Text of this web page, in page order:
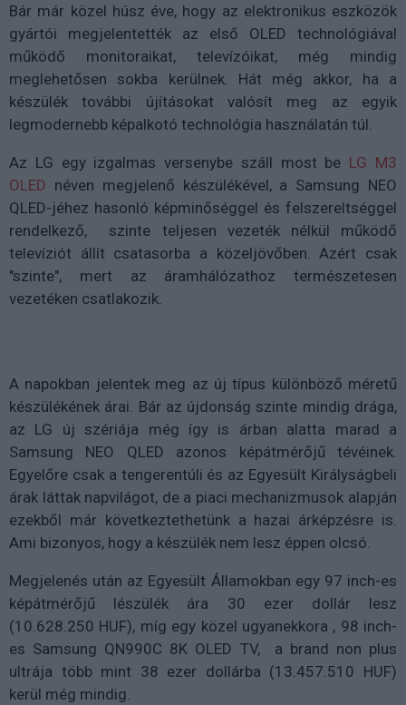
Bár már közel húsz éve, hogy az elektronikus eszközök
gyártói megjelentették az első OLED technológiával
működő monitoraikat, televízóikat, még mindig
meglehetősen sokba kerülnek. Hát még akkor, ha a
készülék további újításokat valósít meg az egyik
legmodernebb képalkotó technológia használatán túl.
Az LG egy izgalmas versenybe száll most be LG M3
OLED néven megjelenő készülékével, a Samsung NEO
QLED-jéhez hasonló képminőséggel és felszereltséggel
rendelkező, szinte teljesen vezeték nélkül működő
televíziót állít csatasorba a közeljövőben. Azért csak
"szinte", mert az áramhálózathoz természetesen
vezetéken csatlakozik.
A napokban jelentek meg az új típus különböző méretű
készülékének árai. Bár az újdonság szinte mindig drága,
az LG új szériája még így is árban alatta marad a
Samsung NEO QLED azonos képátmérőjű tévéinek.
Egyelőre csak a tengerentúli és az Egyesült Királyságbeli
árak láttak napvilágot, de a piaci mechanizmusok alapján
ezekből már következtethetünk a hazai árképzésre is.
Ami bizonyos, hogy a készülék nem lesz éppen olcsó.
Megjelenés után az Egyesült Államokban egy 97 inch-es
képátmérőjű lészülék ára 30 ezer dollár lesz
(10.628.250 HUF), míg egy közel ugyanekkora , 98 inch-
es Samsung QN990C 8K OLED TV, a brand non plus
ultrája több mint 38 ezer dollárba (13.457.510 HUF)
kerül még mindig.